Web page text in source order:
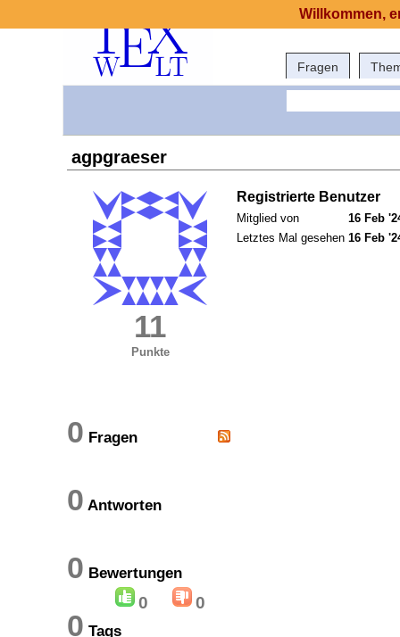
Fragen
agpgraeser
11
Punkte
Registrierte Benutzer
Mitglied von
16 Feb
Letztes Mal gesehen 16 Feb
0 Fragen
0 Antworten
0 Bewertungen
0 0
0 Tags
Willkommen,